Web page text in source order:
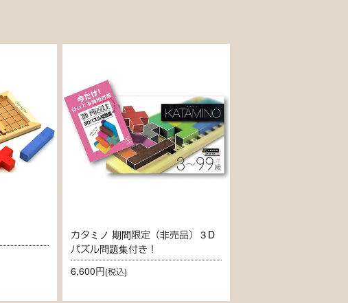
カタミノ 期間限定（非売品）３D
パズル問題集付き！
6,600円(税込)